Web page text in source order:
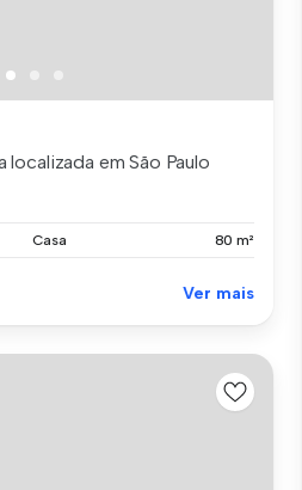
em São Paulo
Casa 80 m²
Ver mais